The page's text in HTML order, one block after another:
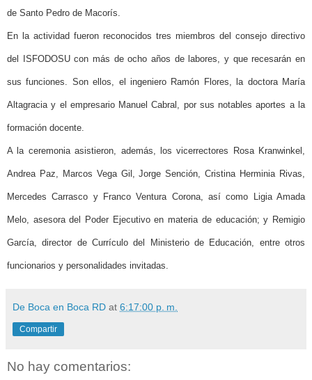
de Santo Pedro de Macorís.
En la actividad fueron reconocidos tres miembros del consejo directivo
del ISFODOSU con más de ocho años de labores, y que recesarán en
sus funciones. Son ellos, el ingeniero Ramón Flores, la doctora María
Altagracia y el empresario Manuel Cabral, por sus notables aportes a la
formación docente.
A la ceremonia asistieron, además, los vicerrectores Rosa Kranwinkel,
Andrea Paz, Marcos Vega Gil, Jorge Sención, Cristina Herminia Rivas,
Mercedes Carrasco y Franco Ventura Corona, así como Ligia Amada
Melo, asesora del Poder Ejecutivo en materia de educación; y Remigio
García, director de Currículo del Ministerio de Educación, entre otros
funcionarios y personalidades invitadas.
De Boca en Boca RD at 6:17:00 p. m.
Compartir
No hay comentarios: